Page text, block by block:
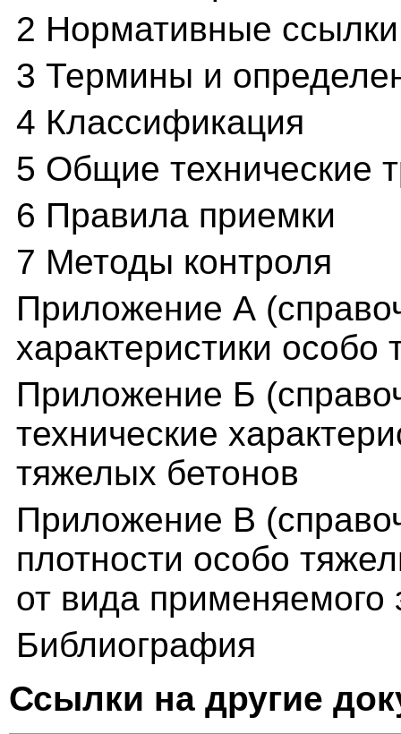
2 Нормативные ссылки
3 Термины и
4 Классификация
5 Общие технические
6 Правила приемки
7 Методы контроля
Приложение А
характеристики особо
Приложение Б
технические
тяжелых бетонов
Приложение В
плотности особо
от вида применяемого
Библиография
Ссылки на другие